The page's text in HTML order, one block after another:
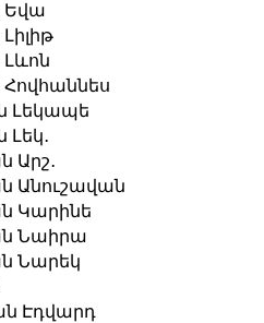
Եվա
Լևոն
Հովհաննես
Լեկապե
Լեկ․
Արշ․
Անուշավան
Կարինե
Նաիրա
Նարեկ
Էդվարդ